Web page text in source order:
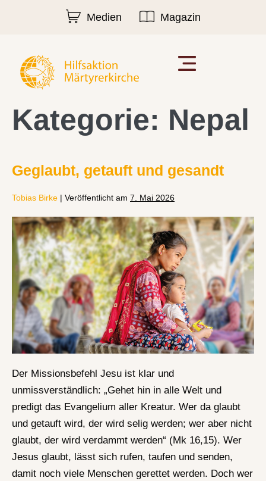
Medien Magazin
Kategorie: Nepal
Geglaubt, getauft und gesandt
Tobias Birke | Veröffentlicht am 7. Mai 2026
Der Missionsbefehl Jesu ist klar und
unmissverständlich: „Gehet hin in alle Welt und
predigt das Evangelium aller Kreatur. Wer da glaubt
und getauft wird, der wird selig werden; wer aber nicht
glaubt, der wird verdammt werden“ (Mk 16,15). Wer
Jesus glaubt, lässt sich rufen, taufen und senden,
damit noch viele Menschen gerettet werden. Doch wer